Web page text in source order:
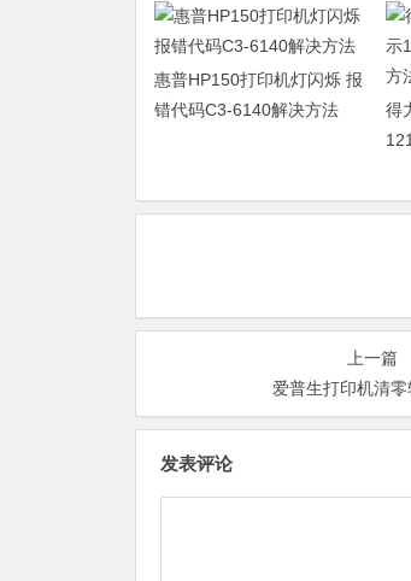
惠普HP150打印机灯闪烁 报
错代码C3-6140解决方法
得
上一篇
爱普生打印机清
发表评论